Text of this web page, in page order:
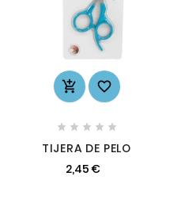
 
    
TIJERA DE PELO
2,45 €